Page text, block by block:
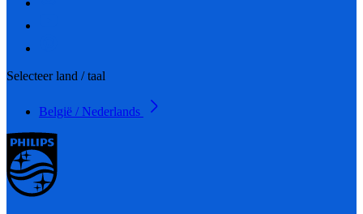
Selecteer land / taal
België / Nederlands